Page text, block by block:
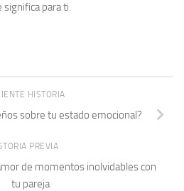
para ti.
HISTORIA
sobre tu estado emocional?
PREVIA
de momentos inolvidables con
tu pareja